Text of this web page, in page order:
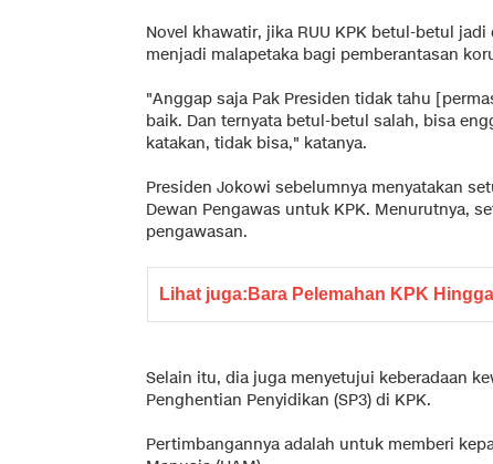
Novel khawatir, jika RUU KPK betul-betul
menjadi malapetaka bagi pemberantasan
"Anggap saja Pak Presiden tidak tahu
baik. Dan ternyata betul-betul salah, bisa
katakan, tidak bisa," katanya.
Presiden Jokowi sebelumnya menyatakan
Dewan Pengawas untuk KPK. Menurutnya,
pengawasan.
Lihat juga: Bara Pelemahan KPK
Selain itu, dia juga menyetujui keberadaan
Penghentian Penyidikan (SP3) di KPK.
Pertimbangannya adalah untuk memberi